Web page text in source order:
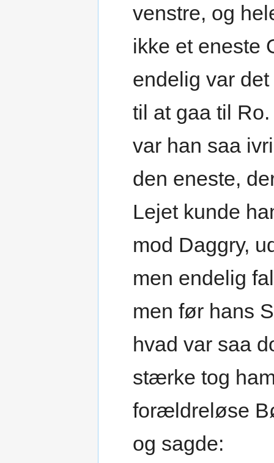
venstre, og
ikke et eneste
endelig var
til at gaa til
var han saa
den eneste,
Lejet kunde
mod Daggry,
men endelig
men før hans
hvad var saa
stærke tog
forældreløse
og sagde: